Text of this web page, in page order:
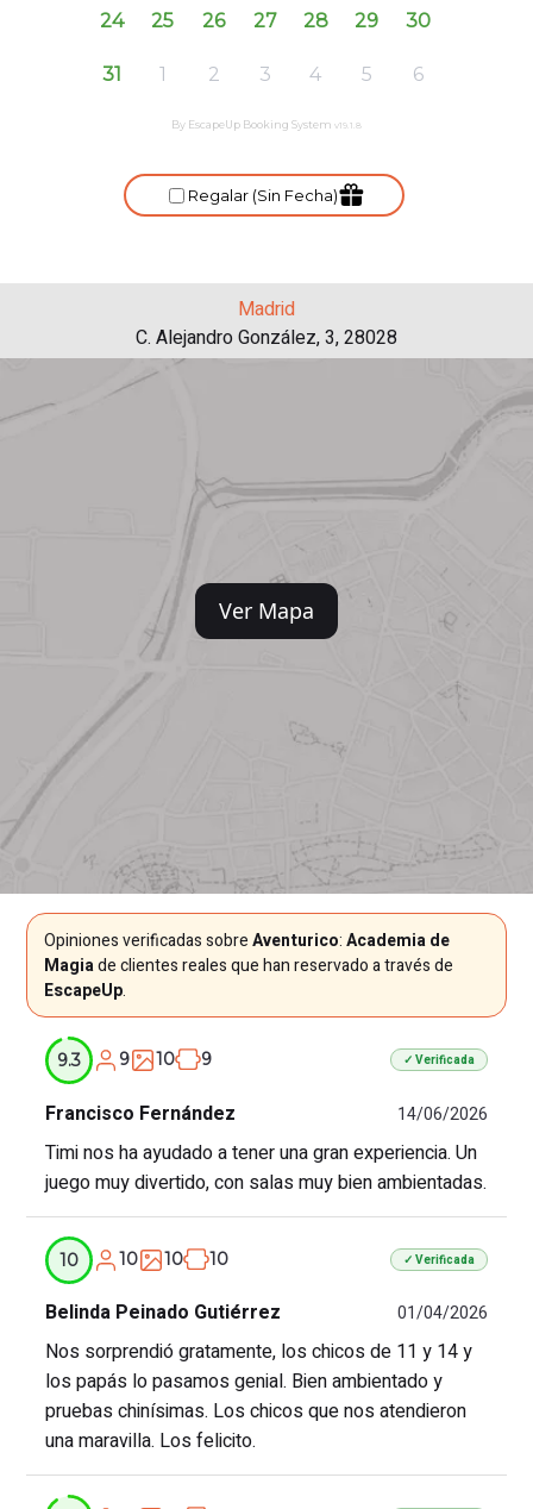
Madrid
C. Alejandro González, 3, 28028
Ver Mapa
Opiniones verificadas sobreAventurico:Academia de
Magiade clientes reales que han reservado a través de
EscapeUp.
9.3 9 10 9 ✓ Verificada
Francisco Fernández 14/06/2026
Timi nos ha ayudado a tener una gran experiencia. Un
juego muy divertido, con salas muy bien ambientadas.
10 10 10 10 ✓ Verificada
Belinda Peinado Gutiérrez 01/04/2026
Nos sorprendió gratamente, los chicos de 11 y 14 y
los papás lo pasamos genial. Bien ambientado y
pruebas chinísimas. Los chicos que nos atendieron
una maravilla. Los felicito.